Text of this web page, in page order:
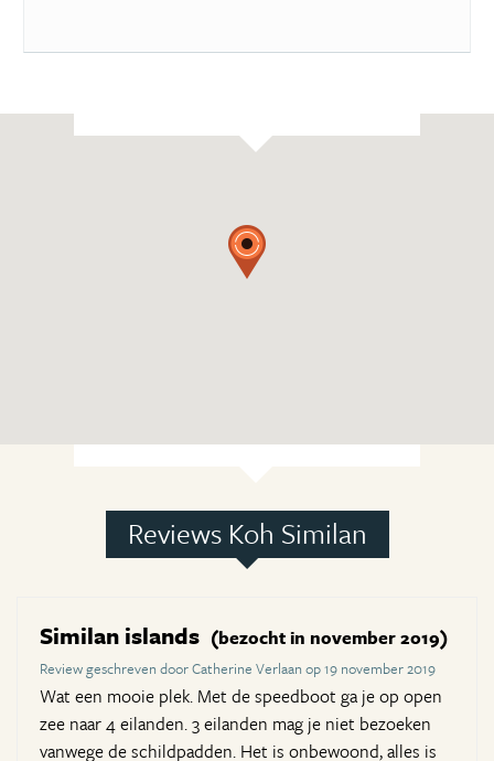
Reviews Koh Similan
Similan islands (bezocht in november 2019)
Review geschreven door Catherine Verlaan op 19 november 2019
Wat een mooie plek. Met de speedboot ga je op open
zee naar 4 eilanden. 3 eilanden mag je niet bezoeken
vanwege de schildpadden. Het is onbewoond, alles is